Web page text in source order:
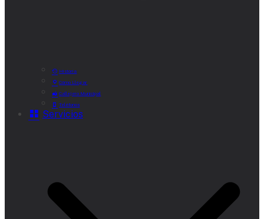
Historia
Cómo Llegar
Callejero Municipal
Teléfonos
Servicios